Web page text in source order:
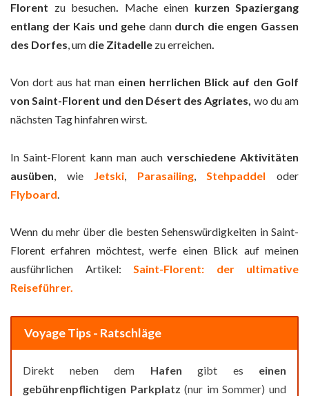
Florent zu besuchen. Mache einen kurzen Spaziergang
entlang der Kais und gehe dann durch die engen Gassen
des Dorfes, um die Zitadelle zu erreichen.
Von dort aus hat man einen herrlichen Blick auf den Golf
von Saint-Florent und den Désert des Agriates, wo du am
nächsten Tag hinfahren wirst.
In Saint-Florent kann man auch verschiedene Aktivitäten
ausüben, wieJetski, Parasailing,Stehpaddel oder
Flyboard.
Wenn du mehr über die besten Sehenswürdigkeiten in Saint-
Florent erfahren möchtest, werfe einen Blick auf meinen
ausführlichen Artikel:
Saint-Florent: der ultimative
Reiseführer.
Voyage Tips - Ratschläge
Direkt neben dem Hafen gibt es einen
gebührenpflichtigen Parkplatz (nur im Sommer) und